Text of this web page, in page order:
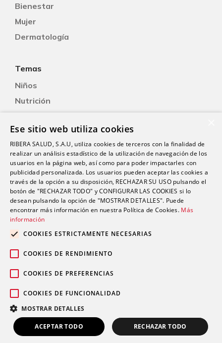
Bienestar
Mujer
Dermatología
Temas
Niños
Nutrición
Salud Sexual
Oftalmología
Otorrinolaringología
Oncología
Fisioterapia
Contacto
© 2026 Grupo Ribera |
Política de cookies
Ese sitio web utiliza cookies
RIBERA SALUD, S.A.U, utiliza cookies de terceros con la finalidad de
realizar un análisis estadístico de la utilización de navegación de los
usuarios en la página web, así como para poder impactarles con
publicidad personalizada. Los usuarios pueden aceptar las cookies a
través de la opción a su disposición, RECHAZAR SU USO pulsando el
botón de "RECHAZAR TODO" y CONFIGURAR LAS COOKIES si lo
desean pulsando la opción de "MOSTRAR DETALLES". Puede
encontrar más información en nuestra Política de Cookies. Más
información
COOKIES ESTRICTAMENTE NECESARIAS
COOKIES DE RENDIMIENTO
COOKIES DE PREFERENCIAS
COOKIES DE FUNCIONALIDAD
MOSTRAR DETALLES
ACEPTAR TODO RECHAZAR TODO